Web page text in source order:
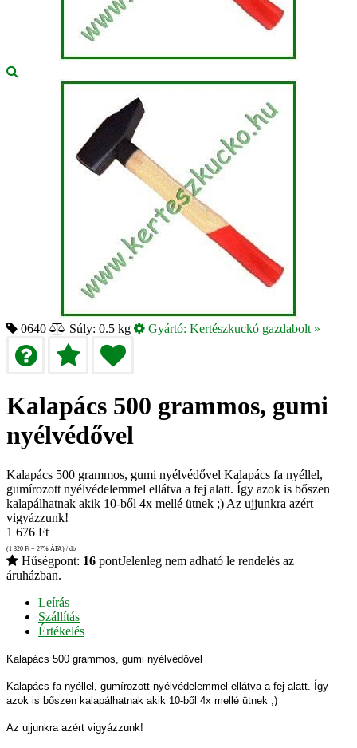
0640 Súly: 0.5 kg Gyártó: Kertészkuckó gazdabolt »
Kalapács 500 grammos, gumi
nyélvédővel
Kalapács 500 grammos, gumi nyélvédővel Kalapács fa nyéllel,
gumírozott nyélvédelemmel ellátva a fej alatt. Így azok is bőszen
kalapálhatnak akik 10-ből 4x mellé ütnek ;) Az ujjunkra azért
vigyázzunk!
1 676 Ft
(1 320 Ft + 27% ÁFA) / db
Hűségpont: 16 pontJelenleg nem adható le rendelés az
áruházban.
Leírás
Szállítás
Értékelés
Kalapács 500 grammos, gumi nyélvédővel
Kalapács fa nyéllel, gumírozott nyélvédelemmel ellátva a fej alatt. Így
azok is bőszen kalapálhatnak akik 10-ből 4x mellé ütnek ;)
Az ujjunkra azért vigyázzunk!